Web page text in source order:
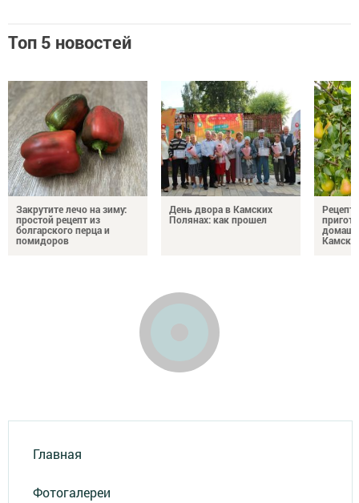
Топ 5 новостей
Закрутите лечо на зиму:
простой рецепт из
болгарского перца и
помидоров
День двора в Камских
Полянах: как прошел
Главная
Фотогалереи